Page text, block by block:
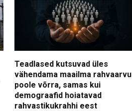
Teadlased kutsuvad üles
vähendama maailma rahvaarvu
poole võrra, samas kui
demograafid hoiatavad
rahvastikukrahhi eest